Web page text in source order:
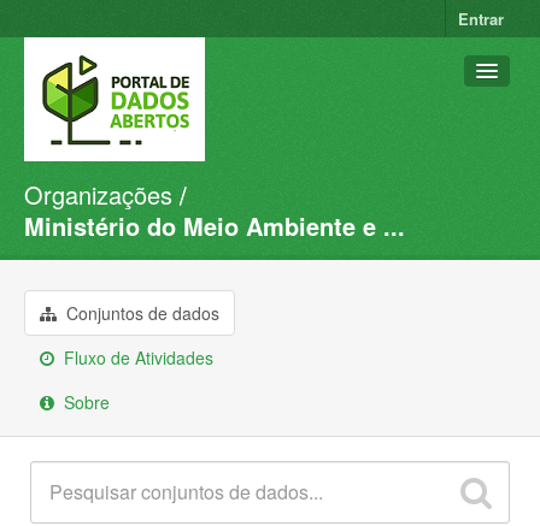
Entrar
Conjuntos de dados
Organizações
Sobre
Organizações
Ministério do Meio Ambiente e ...
Conjuntos de dados
Fluxo de Atividades
Sobre